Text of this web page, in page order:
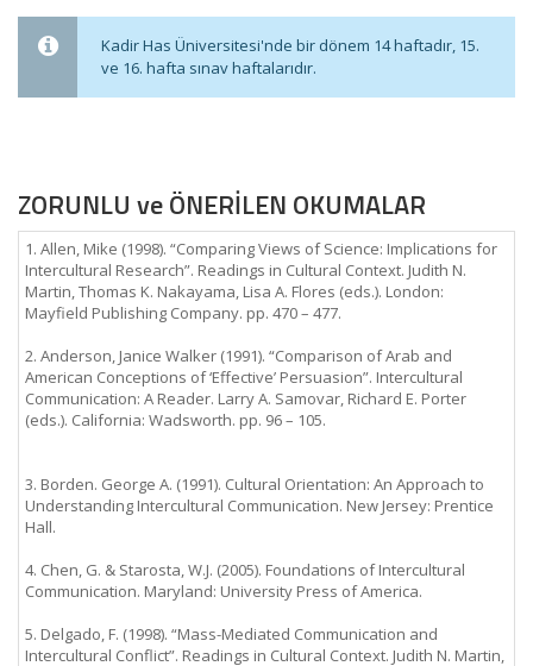
Kadir Has Üniversitesi'nde bir dönem 14 haftadır, 15.
ve 16. hafta sınav haftalarıdır.
ZORUNLU ve ÖNERİLEN OKUMALAR
1. Allen, Mike (1998). “Comparing Views of Science: Implications for
Intercultural Research”. Readings in Cultural Context. Judith N.
Martin, Thomas K. Nakayama, Lisa A. Flores (eds.). London:
Mayfield Publishing Company. pp. 470 – 477.
2. Anderson, Janice Walker (1991). “Comparison of Arab and
American Conceptions of ‘Effective’ Persuasion”. Intercultural
Communication: A Reader. Larry A. Samovar, Richard E. Porter
(eds.). California: Wadsworth. pp. 96 – 105.
3. Borden. George A. (1991). Cultural Orientation: An Approach to
Understanding Intercultural Communication. New Jersey: Prentice
Hall.
4. Chen, G. & Starosta, W.J. (2005). Foundations of Intercultural
Communication. Maryland: University Press of America.
5. Delgado, F. (1998). “Mass-Mediated Communication and
Intercultural Conflict”. Readings in Cultural Context. Judith N. Martin,